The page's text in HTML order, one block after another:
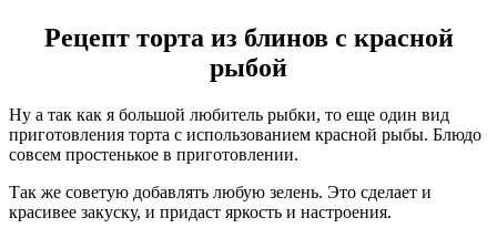
Рецепт торта из блинов с красной
рыбой
Ну а так как я большой любитель рыбки, то еще один вид
приготовления торта с использованием красной рыбы. Блюдо
совсем простенькое в приготовлении.
Так же советую добавлять любую зелень. Это сделает и
красивее закуску, и придаст яркость и настроения.